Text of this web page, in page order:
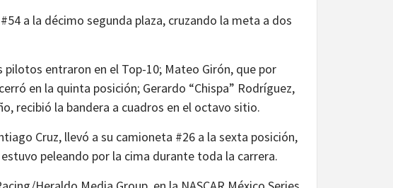
a la décimo segunda plaza, cruzando la meta a dos
pilotos entraron en el Top-10; Mateo Girón, que por
en la quinta posición; Gerardo “Chispa” Rodríguez,
recibió la bandera a cuadros en el octavo sitio.
Cruz, llevó a su camioneta #26 a la sexta posición,
peleando por la cima durante toda la carrera.